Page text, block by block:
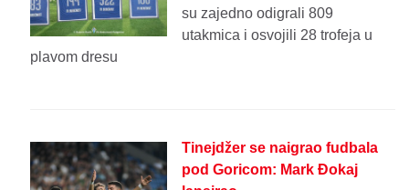
su zajedno odigrali 809
utakmica i osvojili 28 trofeja u
plavom dresu
Tinejdžer se naigrao fudbala
pod Goricom: Mark Đokaj